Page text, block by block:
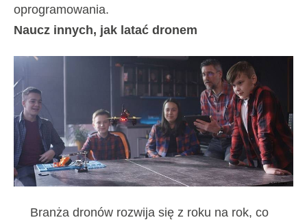
oprogramowania.
Naucz innych, jak latać dronem
Branża dronów rozwija się z roku na rok, co